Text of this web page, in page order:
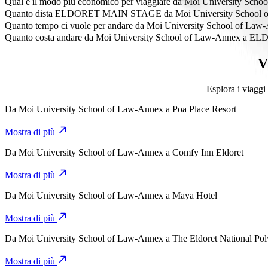
Il modo più conveniente per viaggiare da Moi University School of
Quanto dista ELDORET MAIN STAGE da Moi University School
ELDORET MAIN STAGE dista circa 7,5 km da Moi University
Quanto tempo ci vuole per andare da Moi University School of
Ci vogliono circa 15 min per andare da Moi University School of
Quanto costa andare da Moi University School of Law-Annex a
Il costo del viaggio da Moi University School of Law-Annex a
Esplora i viaggi
Da Moi University School of Law-Annex a Poa Place Resort
Mostra di più
Da Moi University School of Law-Annex a Comfy Inn Eldoret
Mostra di più
Da Moi University School of Law-Annex a Maya Hotel
Mostra di più
Da Moi University School of Law-Annex a The Eldoret National
Mostra di più